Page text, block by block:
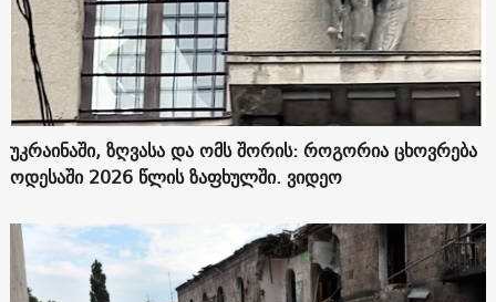
უკრაინაში, ზღვასა და ომს შორის: როგორია ცხოვრება
ოდესაში 2026 წლის ზაფხულში. ვიდეო